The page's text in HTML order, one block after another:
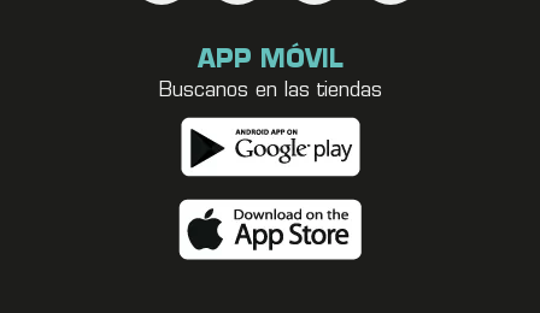
APP MÓVIL
Buscanos en las tiendas